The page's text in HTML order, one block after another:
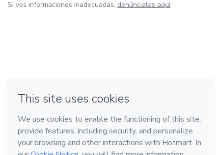
Si ves informaciones inadecuadas, denúncialas aquí
Hecho con❤ en Belo Horizonte
Conoce Hotmart